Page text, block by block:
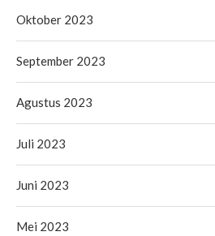
Oktober 2023
September 2023
Agustus 2023
Juli 2023
Juni 2023
Mei 2023